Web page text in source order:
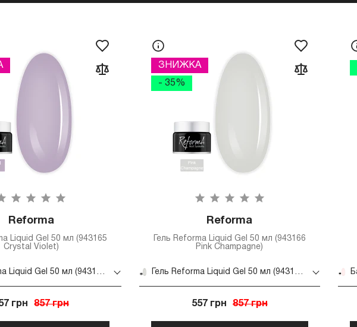
Reforma
Liquid Gel 50 мл (943165
Crystal Violet)
Гель Reforma Liquid Gel 50 мл (943165 Crystal Violet)
грн 857 грн
ЗНИЖКА
- 35%
Reforma
Гель Reforma Liquid Gel 50 мл (943166
Pink Champagne)
Гель Reforma Liquid Gel 50 мл (943166 Pink Champagne)
557 грн 857 грн